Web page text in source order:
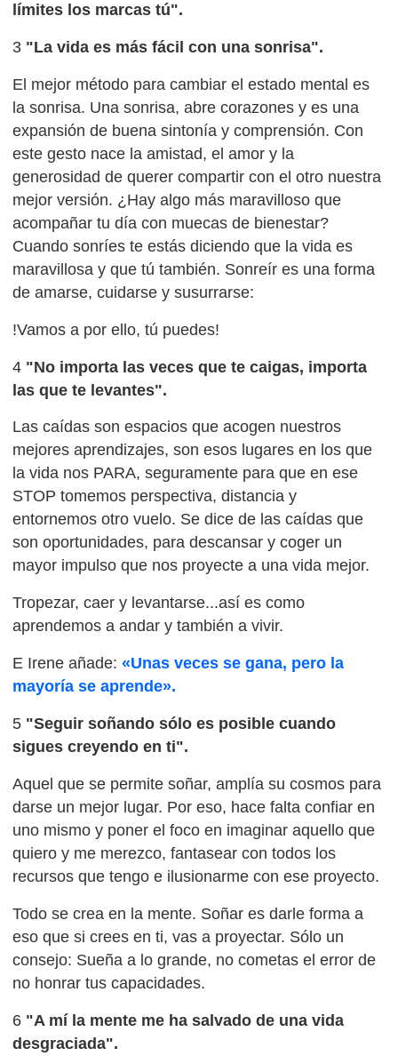
límites los marcas tú".
3 "La vida es más fácil con una sonrisa".
El mejor método para cambiar el estado mental es
la sonrisa. Una sonrisa, abre corazones y es una
expansión de buena sintonía y comprensión. Con
este gesto nace la amistad, el amor y la
generosidad de querer compartir con el otro nuestra
mejor versión. ¿Hay algo más maravilloso que
acompañar tu día con muecas de bienestar?
Cuando sonríes te estás diciendo que la vida es
maravillosa y que tú también. Sonreír es una forma
de amarse, cuidarse y susurrarse:
!Vamos a por ello, tú puedes!
4 "No importa las veces que te caigas, importa
las que te levantes".
Las caídas son espacios que acogen nuestros
mejores aprendizajes, son esos lugares en los que
la vida nos PARA, seguramente para que en ese
STOP tomemos perspectiva, distancia y
entornemos otro vuelo. Se dice de las caídas que
son oportunidades, para descansar y coger un
mayor impulso que nos proyecte a una vida mejor.
Tropezar, caer y levantarse...así es como
aprendemos a andar y también a vivir.
E Irene añade:«Unas veces se gana, pero la
mayoría se aprende».
5 "Seguir soñando sólo es posible cuando
sigues creyendo en ti".
Aquel que se permite soñar, amplía su cosmos para
darse un mejor lugar. Por eso, hace falta confiar en
uno mismo y poner el foco en imaginar aquello que
quiero y me merezco, fantasear con todos los
recursos que tengo e ilusionarme con ese proyecto.
Todo se crea en la mente. Soñar es darle forma a
eso que si crees en ti, vas a proyectar. Sólo un
consejo: Sueña a lo grande, no cometas el error de
no honrar tus capacidades.
6 "A mí la mente me ha salvado de una vida
desgraciada".